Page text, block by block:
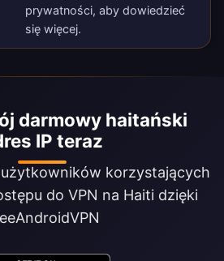
prywatności, aby dowiedzieć
się więcej.
darmowy haitański
IP teraz
użytkowników korzystających
do VPN na Haiti dzięki